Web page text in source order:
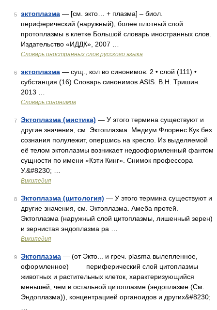
5 эктоплазма — [см. экто… + плазма] – биол.
периферический (наружный), более плотный слой
протоплазмы в клетке Большой словарь иностранных слов.
Издательство «ИДДК», 2007 …
Словарь иностранных слов русского языка
6 эктоплазма — сущ., кол во синонимов: 2 • слой (111) •
субстанция (16) Словарь синонимов ASIS. В.Н. Тришин.
2013 …
Словарь синонимов
7 Эктоплазма (мистика) — У этого термина существуют и
другие значения, см. Эктоплазма. Медиум Флоренс Кук без
сознания полулежит, опершись на кресло. Из выделяемой
её телом эктоплазмы возникает недооформленный фантом
сущности по имени «Кэти Кинг». Снимок профессора
У.&#8230; …
Википедия
8 Эктоплазма (цитология) — У этого термина существуют и
другие значения, см. Эктоплазма. Амеба протей.
Эктоплазма (наружный слой цитоплазмы, лишенный зерен)
и зернистая эндоплазма ра …
Википедия
9 Эктоплазма — (от Экто... и греч. plasma вылепленное,
оформленное) периферический слой цитоплазмы
животных и растительных клеток, характеризующийся
меньшей, чем в остальной цитоплазме (эндоплазме (См.
Эндоплазма)), концентрацией органоидов и других&#8230;